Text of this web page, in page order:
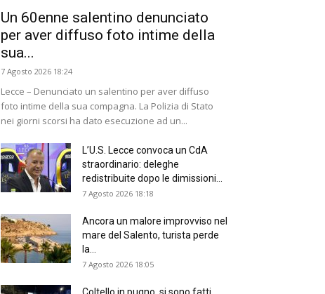
Un 60enne salentino denunciato
per aver diffuso foto intime della
sua...
7 Agosto 2026 18:24
Lecce – Denunciato un salentino per aver diffuso
foto intime della sua compagna. La Polizia di Stato
nei giorni scorsi ha dato esecuzione ad un...
L’U.S. Lecce convoca un CdA
straordinario: deleghe
redistribuite dopo le dimissioni...
7 Agosto 2026 18:18
Ancora un malore improvviso nel
mare del Salento, turista perde
la...
7 Agosto 2026 18:05